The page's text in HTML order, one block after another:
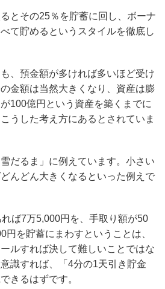
とその25％を貯蓄に回し、ボーナ
て貯めるというスタイルを徹底し
、預金額が多ければ多いほど受け
金額は当然大きくなり、資産は膨
100億円という資産を築くまでに
うした考え方にあるとされていま
だるま」に例えています。小さい
んどん大きくなるといった例えで
ば7万5,000円を、手取り額が50
円を貯蓄にまわすということは、
ルすれば決して難しいことではな
識すれば、「4分の1天引き貯金
きるはずです。